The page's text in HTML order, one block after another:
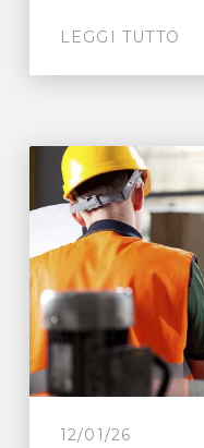
LEGGI TUTTO
12/01/26